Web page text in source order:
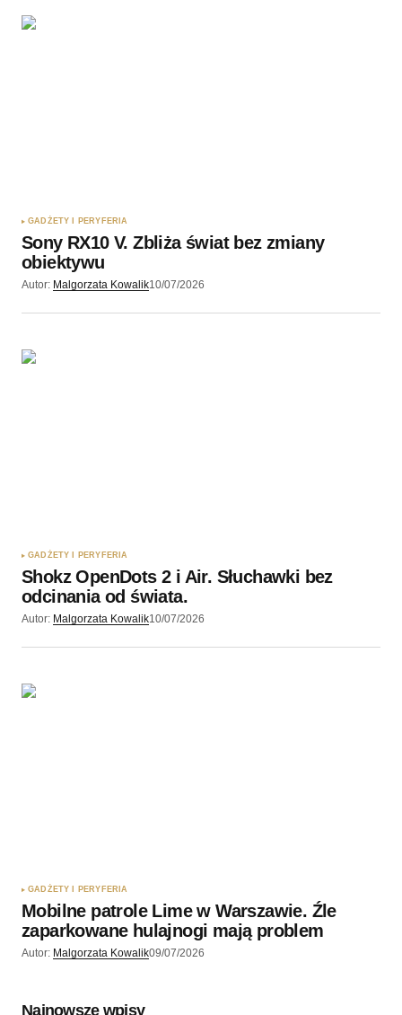
GADŻETY I PERYFERIA
Sony RX10 V. Zbliża świat bez zmiany
obiektywu
Autor: Malgorzata Kowalik10/07/2026
GADŻETY I PERYFERIA
Shokz OpenDots 2 i Air. Słuchawki bez
odcinania od świata.
Autor: Malgorzata Kowalik10/07/2026
GADŻETY I PERYFERIA
Mobilne patrole Lime w Warszawie. Źle
zaparkowane hulajnogi mają problem
Autor: Malgorzata Kowalik09/07/2026
Najnowsze wpisy